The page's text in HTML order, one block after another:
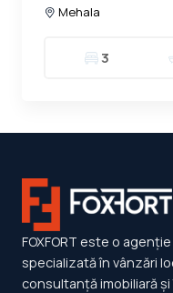
Mehala
3
FOXFORT este o
specializată în vânzări
consultanță imobiliară